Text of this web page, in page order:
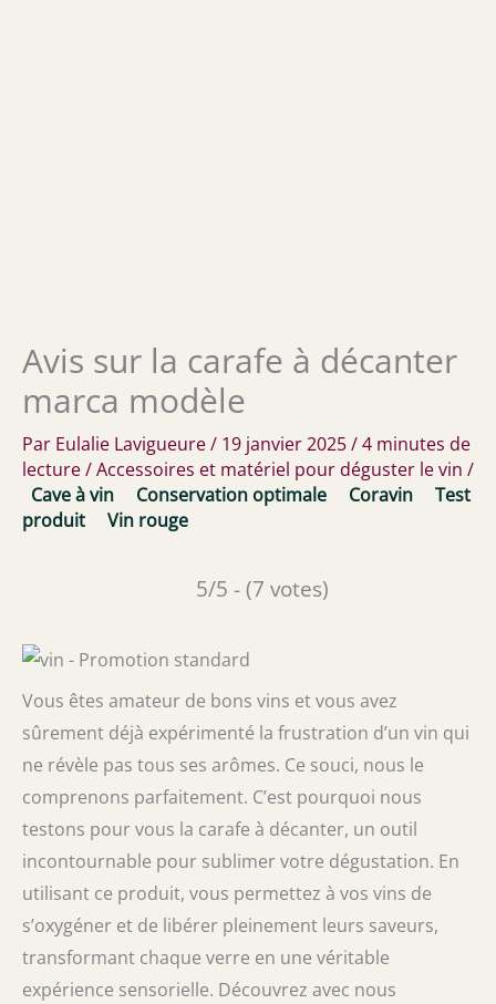
Avis sur la carafe à décanter
marca modèle
Par Eulalie Lavigueure/ 19 janvier 2025/4 minutes de
lecture/Accessoires et matériel pour déguster le vin /
Cave à vin
Conservation optimale Coravin
Test
produit
Vin rouge
5/5 - (7 votes)
Vous êtes amateur de bons vins et vous avez
sûrement déjà expérimenté la frustration d’un vin qui
ne révèle pas tous ses arômes. Ce souci, nous le
comprenons parfaitement. C’est pourquoi nous
testons pour vous la carafe à décanter, un outil
incontournable pour sublimer votre dégustation. En
utilisant ce produit, vous permettez à vos vins de
s’oxygéner et de libérer pleinement leurs saveurs,
transformant chaque verre en une véritable
expérience sensorielle. Découvrez avec nous